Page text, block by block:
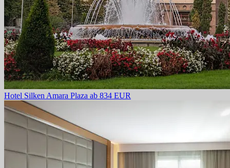
Hotel Silken Amara Plaza ab 834 EUR